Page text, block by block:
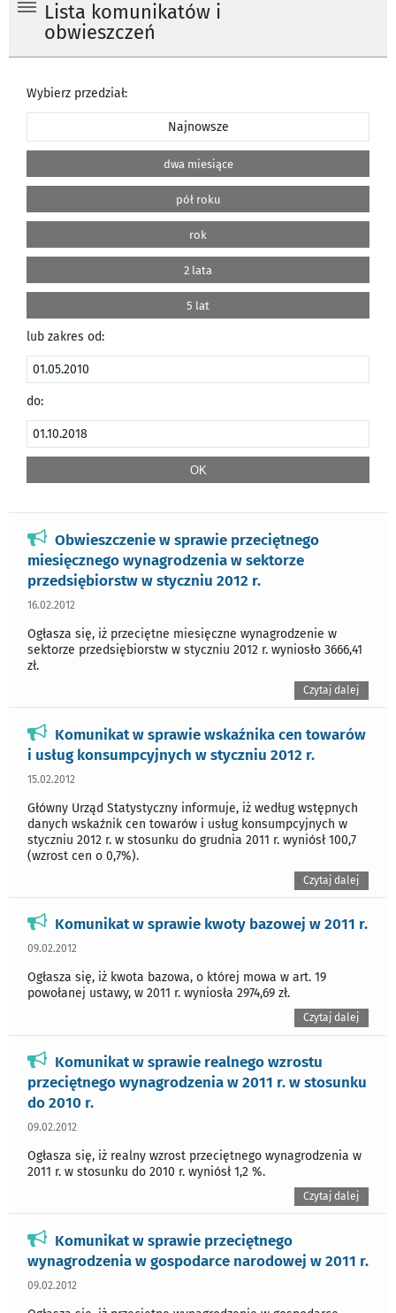
Lista komunikatów i
obwieszczeń
Wybierz przedział:
Najnowsze
dwa miesiące
pół roku
rok
2 lata
5 lat
lub zakres od:
do:
Obwieszczenie w sprawie przeciętnego
miesięcznego wynagrodzenia w sektorze
przedsiębiorstw w styczniu 2012 r.
16.02.2012
Ogłasza się, iż przeciętne miesięczne wynagrodzenie w
sektorze przedsiębiorstw w styczniu 2012 r. wyniosło 3666,41
zł.
Czytaj dalej
Komunikat w sprawie wskaźnika cen towarów
i usług konsumpcyjnych w styczniu 2012 r.
15.02.2012
Główny Urząd Statystyczny informuje, iż według wstępnych
danych wskaźnik cen towarów i usług konsumpcyjnych w
styczniu 2012 r. w stosunku do grudnia 2011 r. wyniósł 100,7
(wzrost cen o 0,7%).
Czytaj dalej
Komunikat w sprawie kwoty bazowej w 2011 r.
09.02.2012
Ogłasza się, iż kwota bazowa, o której mowa w art. 19
powołanej ustawy, w 2011 r. wyniosła 2974,69 zł.
Czytaj dalej
Komunikat w sprawie realnego wzrostu
przeciętnego wynagrodzenia w 2011 r. w stosunku
do 2010 r.
09.02.2012
Ogłasza się, iż realny wzrost przeciętnego wynagrodzenia w
2011 r. w stosunku do 2010 r. wyniósł 1,2 %.
Czytaj dalej
Komunikat w sprawie przeciętnego
wynagrodzenia w gospodarce narodowej w 2011 r.
09.02.2012